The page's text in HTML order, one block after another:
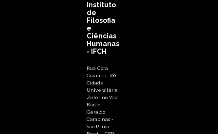
Instituto
de
Filosofia
e
Ciências
Humanas
- IFCH
Rua Cora
Coralina, 100 -
Cidade
Universitária
Zeferino Vaz,
Barão
Geraldo
Campinas -
São Paulo -